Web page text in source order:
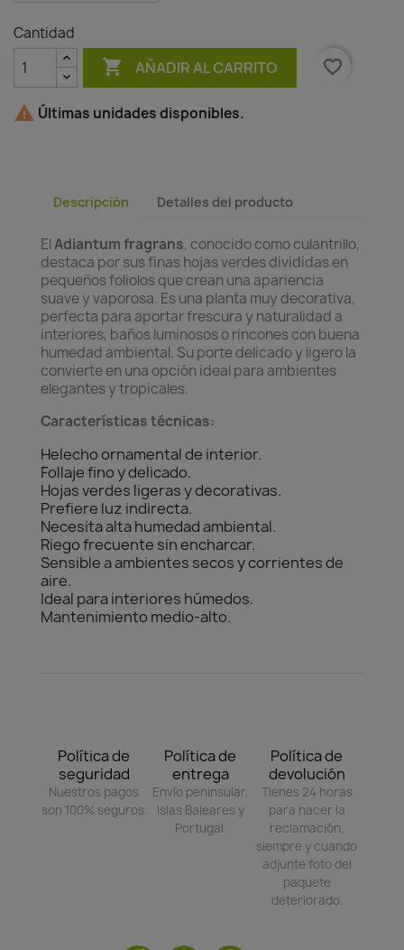
Cantidad
 AÑADIR AL CARRITO favorite_border
 Últimas unidades disponibles.
Descripción Detalles del producto
ElAdiantum fragrans, conocido como culantrillo,
destaca por sus finas hojas verdes divididas en
pequeños foliolos que crean una apariencia
suave y vaporosa. Es una planta muy decorativa,
perfecta para aportar frescura y naturalidad a
interiores, baños luminosos o rincones con buena
humedad ambiental. Su porte delicado y ligero la
convierte en una opción ideal para ambientes
elegantes y tropicales.
Características técnicas:
Helecho ornamental de interior.
Follaje fino y delicado.
Hojas verdes ligeras y decorativas.
Prefiere luz indirecta.
Necesita alta humedad ambiental.
Riego frecuente sin encharcar.
Sensible a ambientes secos y corrientes de
aire.
Ideal para interiores húmedos.
Mantenimiento medio-alto.
Política de
seguridad
Nuestros pagos
son 100% seguros.
Política de
entrega
Envío peninsular,
Islas Baleares y
Portugal.
Política de
devolución
Tienes 24 horas
para hacer la
reclamación,
siempre y cuando
adjunte foto del
paquete
deteriorado.